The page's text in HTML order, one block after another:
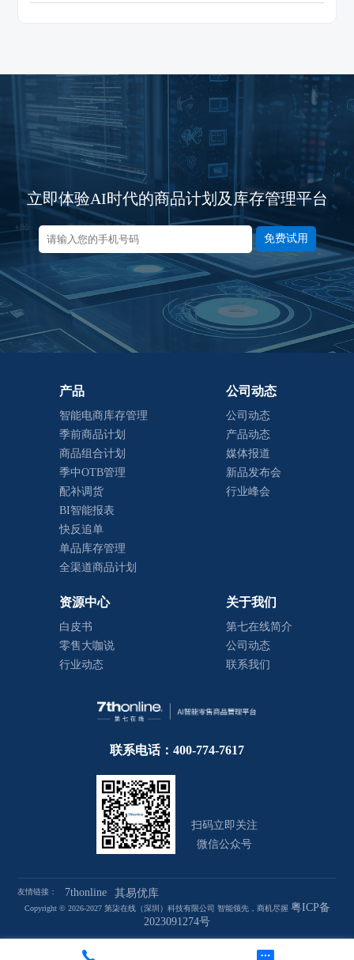
立即体验AI时代的商品计划及库存管理平台
免费试用
产品
智能电商库存管理
季前商品计划
商品组合计划
季中OTB管理
配补调货
BI智能报表
快反追单
单品库存管理
全渠道商品计划
公司动态
公司动态
产品动态
媒体报道
新品发布会
行业峰会
资源中心
白皮书
零售大咖说
行业动态
关于我们
第七在线简介
公司动态
联系我们
联系电话：400-774-7617
扫码立即关注
微信公众号
友情链接： 7thonline 其易优库
Copyright © 2026-2027 第柒在线（深圳）科技有限公司 智能领先，商机尽握 粤ICP备
2023091274号